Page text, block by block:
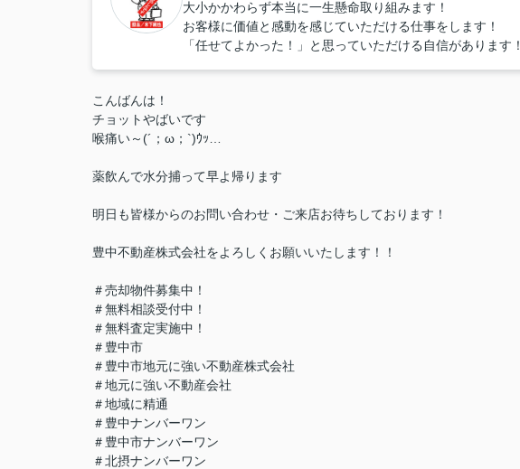
大小かかわらず本当に一生懸命取り組みます！
お客様に価値と感動を感じていただける仕事をします！
「任せてよかった！」と思っていただける自信があります！
こんばんは！
チョットやばいです
喉痛い～(´；ω；`)ｳｯ…
薬飲んで水分捕って早よ帰ります
明日も皆様からのお問い合わせ・ご来店お待ちしております！
豊中不動産株式会社をよろしくお願いいたします！！
＃売却物件募集中！
＃無料相談受付中！
＃無料査定実施中！
＃豊中市
＃豊中市地元に強い不動産株式会社
＃地元に強い不動産会社
＃地域に精通
＃豊中ナンバーワン
＃豊中市ナンバーワン
＃北摂ナンバーワン